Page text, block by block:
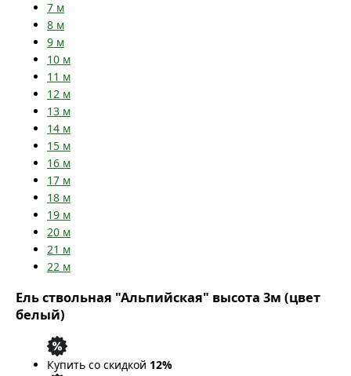
7 м
8 м
9 м
10 м
11 м
12 м
13 м
14 м
15 м
16 м
17 м
18 м
19 м
20 м
21 м
22 м
Ель ствольная "Альпийская" высота 3м (цвет
белый)
Купить со скидкой 12%